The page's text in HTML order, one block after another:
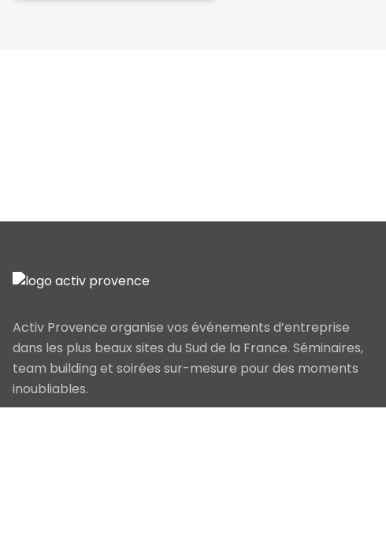
Activ Provence organise vos événements d’entreprise
dans les plus beaux sites du Sud de la France. Séminaires,
team building et soirées sur-mesure pour des moments
inoubliables.